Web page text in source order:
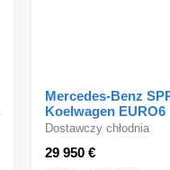
Mercedes-Benz
Koelwagen EURO6
29 950 €
Dostawczy chłodnia